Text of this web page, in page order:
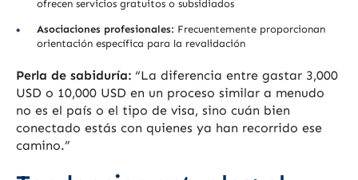
ofrecen servicios gratuitos o subsidiados
Asociaciones profesionales: Frecuentemente proporcionan
orientación específica para la revalidación
Perla de sabiduría: “La diferencia entre gastar 3,000
USD o 10,000 USD en un proceso similar a menudo
no es el país o el tipo de visa, sino cuán bien
conectado estás con quienes ya han recorrido ese
camino.”